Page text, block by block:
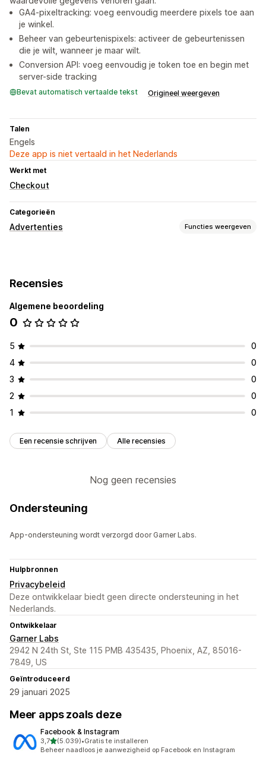
GA4-pixeltracking: voeg eenvoudig meerdere pixels toe aan
je winkel.
Beheer van gebeurtenispixels: activeer de gebeurtenissen
die je wilt, wanneer je maar wilt.
Conversion API: voeg eenvoudig je token toe en begin met
server-side tracking
Bevat automatisch vertaalde tekst Origineel weergeven
Talen
Engels
Deze app is niet vertaald in het Nederlands
Werkt met
Checkout
Categorieën
Advertenties Functies weergeven
Op basis van evenement
Platform
Campagne beheren
Prestatie-analytics
Doorklikpercentages Conversietracking Aantal impressies
Recensies
Algemene beoordeling
0
5
0
4
0
3
0
2
0
1
0
Een recensie schrijven Alle recensies
Nog geen recensies
Ondersteuning
App-ondersteuning wordt verzorgd door Garner Labs.
Hulpbronnen
Privacybeleid
Deze ontwikkelaar biedt geen directe ondersteuning in het
Nederlands.
Ontwikkelaar
Garner Labs
2942 N 24th St, Ste 115 PMB 435435, Phoenix, AZ, 85016-
7849, US
Geïntroduceerd
29 januari 2025
Meer apps zoals deze
Facebook & Instagram
3,7van 5 sterren
(5.039)
5039 recensies in totaal
•Gratis te installeren
Beheer naadloos je aanwezigheid op Facebook en Instagram